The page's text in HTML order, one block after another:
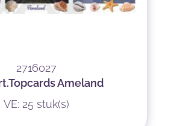
2716027
Ameland
VE: 25 stuk(s)